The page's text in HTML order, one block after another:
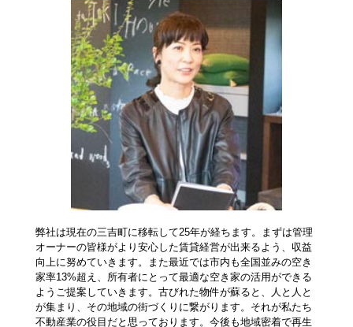
弊社は現在の三吉町に移転して25年が経ちます。まずは管理
オーナーの皆様がより安心した賃貸経営が出来るよう、収益
向上に努めていきます。また最近では市内も全国並みの空き
家率13%超え、所有者にとって最適な空き家の活用ができる
ようご提案していきます。古びれた物件が蘇ると、人と人と
が集まり、その地域の街づくりに繋がります。それが私たち
不動産業の役目だと思っております。今後も地域密着で再生